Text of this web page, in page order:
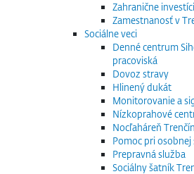
Zahranične
Zamestnanosť v
Sociálne veci
Denné centrum
pracoviská
Dovoz stravy
Hlinený dukát
Monitorovanie a
Nízkoprahové
Nocľaháreň Trenčín
Pomoc pri
Prepravná služba
Sociálny šatník